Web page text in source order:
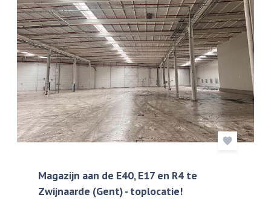
Magazijn aan de E40, E17 en R4 te
Zwijnaarde (Gent) - toplocatie!